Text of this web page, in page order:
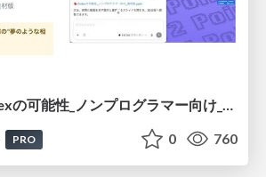
20260608_Codexの可能性_ノンプログラマー向け_大城追記
PRO 0 760